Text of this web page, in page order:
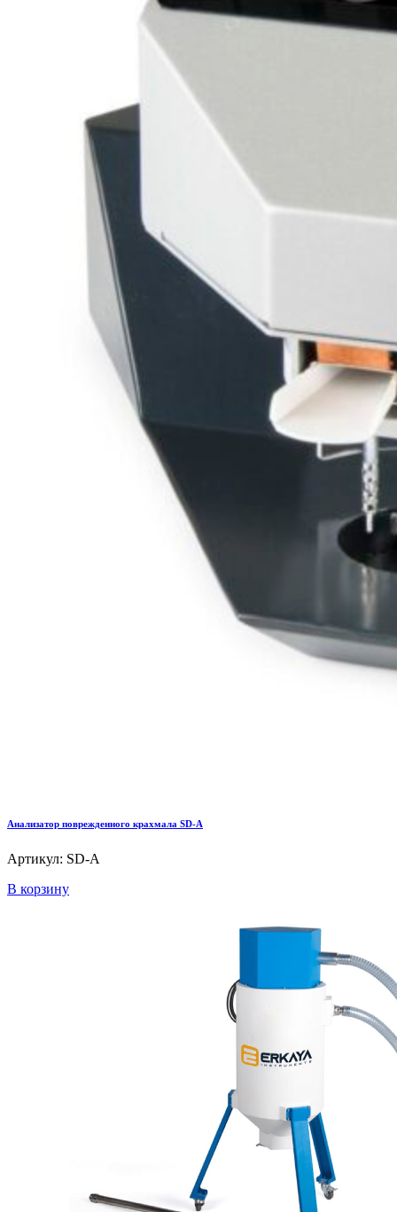
Анализатор поврежденного крахмала SD-A
Артикул: SD-A
В корзину